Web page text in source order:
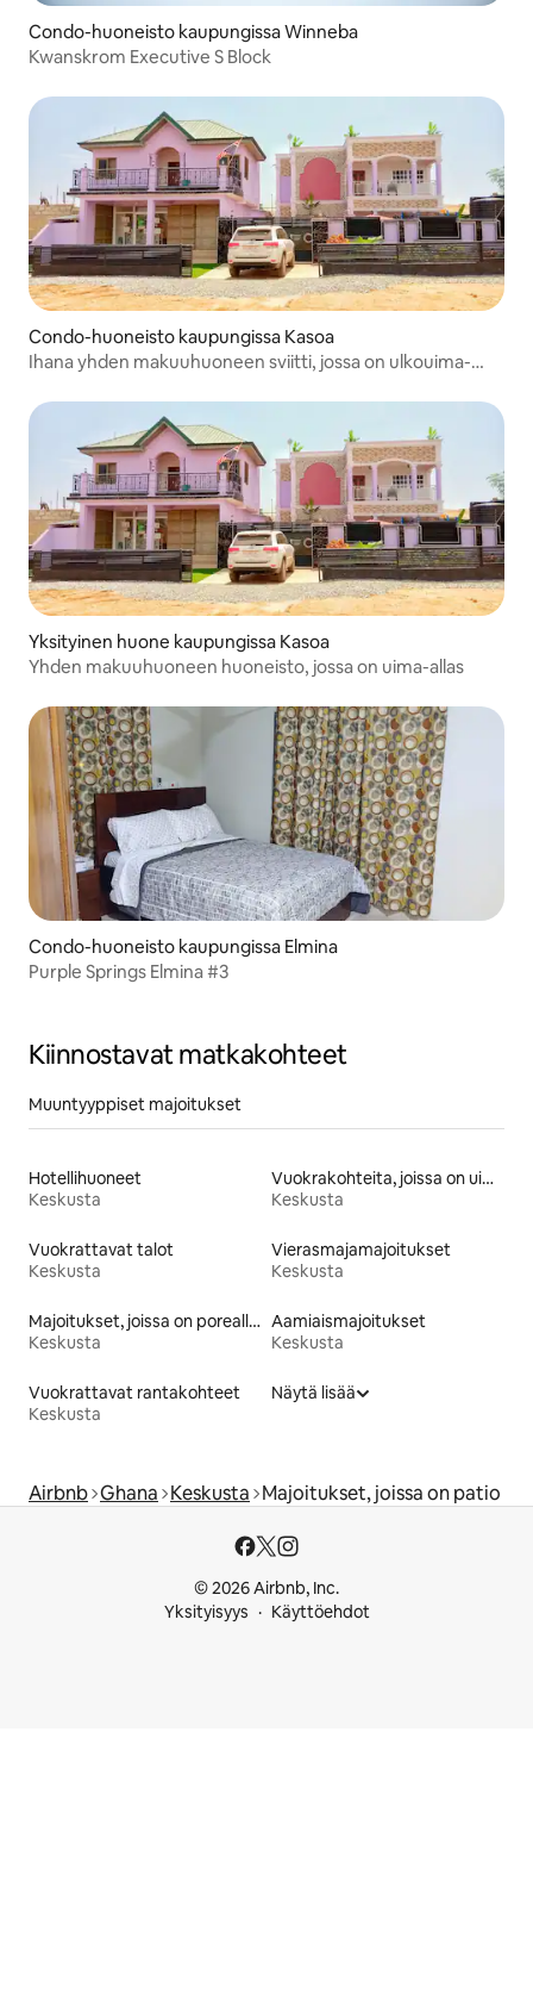
Condo-huoneisto kaupungissa Winneba
Kwanskrom Executive S Block
Condo-huoneisto kaupungissa Kasoa
Ihana yhden makuuhuoneen sviitti, jossa on ulkouima-
Yksityinen huone kaupungissa Kasoa
Yhden makuuhuoneen huoneisto, jossa on uima-allas
Condo-huoneisto kaupungissa Elmina
Purple Springs Elmina #3
Kiinnostavat matkakohteet
Muuntyyppiset majoitukset
Hotellihuoneet
Keskusta
Vuokrakohteita, joissa on uima-allas
Keskusta
Vuokrattavat talot
Keskusta
Vierasmajamajoitukset
Keskusta
Majoitukset, joissa on poreallas
Keskusta
Aamiaismajoitukset
Keskusta
Vuokrattavat rantakohteet
Keskusta
Näytä lisää
Airbnb Ghana Keskusta Majoitukset, joissa on patio
© 2026 Airbnb, Inc.
Yksityisyys
Käyttöehdot